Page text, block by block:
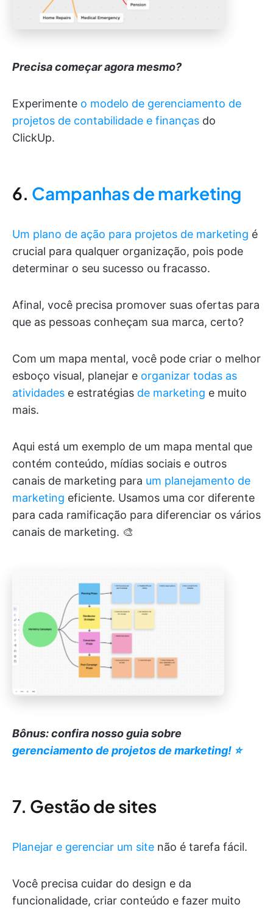
Precisa começar agora mesmo?
Experimente o modelo de gerenciamento de
projetos de contabilidade e finanças do
ClickUp.
6. Campanhas de marketing
Um plano de ação para projetos de marketing é
crucial para qualquer organização, pois pode
determinar o seu sucesso ou fracasso.
Afinal, você precisa promover suas ofertas para
que as pessoas conheçam sua marca, certo?
Com um mapa mental, você pode criar o melhor
esboço visual, planejar e organizar todas as
atividades e estratégias de marketing e muito
mais.
Aqui está um exemplo de um mapa mental que
contém conteúdo, mídias sociais e outros
canais de marketing para um planejamento de
marketing eficiente. Usamos uma cor diferente
para cada ramificação para diferenciar os vários
canais de marketing. 🎨
Bônus: confira nosso guia sobre
gerenciamento de projetos de marketing! ⭐️
7. Gestão de sites
Planejar e gerenciar um site não é tarefa fácil.
Você precisa cuidar do design e da
funcionalidade, criar conteúdo e fazer muito